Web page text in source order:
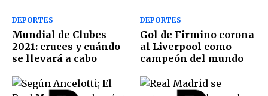
DEPORTES
Mundial de Clubes
2021: cruces y cuándo
se llevará a cabo
DEPORTES
Gol de Firmino corona
al Liverpool como
campeón del mundo